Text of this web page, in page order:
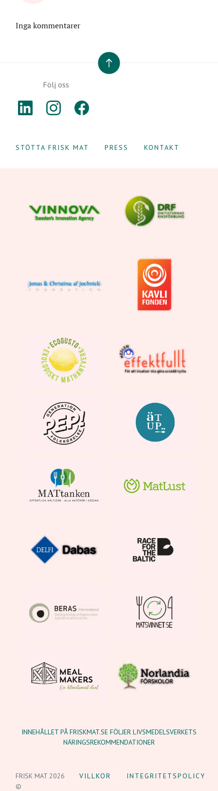
Inga kommentarer
TILL TOPPEN
Följ oss
LINKEDININSTAGRAM
STÖTTA FRISK MAT PRESS KONTAKT
INNEHÅLLET PÅ FRISKMAT.SE FÖLJER LIVSMEDELSVERKETS
NÄRINGSREKOMMENDATIONER
FRISK MAT 2026
©
VILLKOR INTEGRITETSPOLICY